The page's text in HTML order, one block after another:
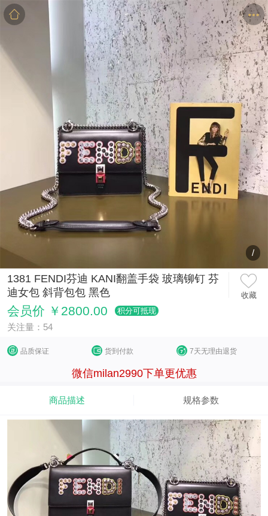
商品 详情 评价
/
1381 FENDI芬迪 KANI翻盖手袋 玻璃铆钉 芬
迪女包 斜背包包 黑色
收藏
会员价 ￥2800.00 积分可抵现
关注量：54
品质保证 货到付款 7天无理由退货
微信milan2990下单更优惠
商品描述 规格参数